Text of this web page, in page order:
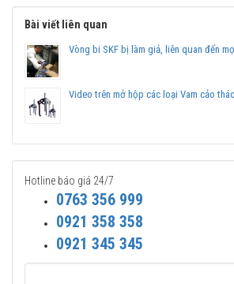
SKF - Vòng bi Ngọc Anh
Bài viết liên quan
Vòng bi SKF bị làm giả, liên quan đến
Video trên mở hộp các loại Vam cảo
Hotline báo giá 24/7
0763 356 999
0921 358 358
0921 345 345